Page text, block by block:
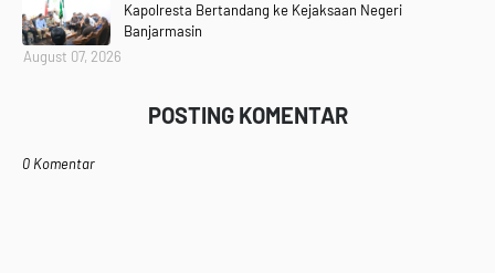
Kapolresta Bertandang ke Kejaksaan Negeri
Banjarmasin
August 07, 2026
POSTING KOMENTAR
0 Komentar